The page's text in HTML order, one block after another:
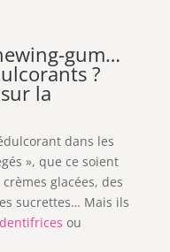
gum…
?
la
dans les
», que ce soient
glacées, des
sucrettes… Mais ils
dentifrices ou